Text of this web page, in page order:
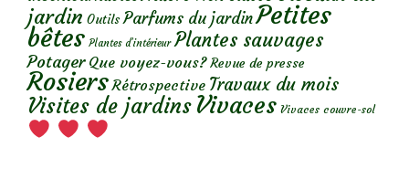
jardin Outils Parfums du jardinPetites
bêtes Plantes d’intérieur Plantes sauvages
Potager Que voyez-vous? Revue de presse
Rosiers Rétrospective Travaux du mois
Visites de jardins Vivaces Vivaces couvre-sol